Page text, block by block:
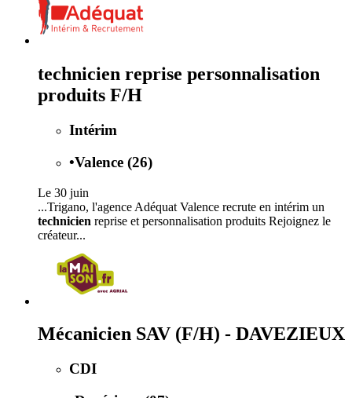
technicien reprise personnalisation
produits F/H
Intérim
•Valence (26)
Le 30 juin
...Trigano, l'agence Adéquat Valence recrute en intérim un
technicien reprise et personnalisation produits Rejoignez le
créateur...
Mécanicien SAV (F/H) - DAVEZIEUX
CDI